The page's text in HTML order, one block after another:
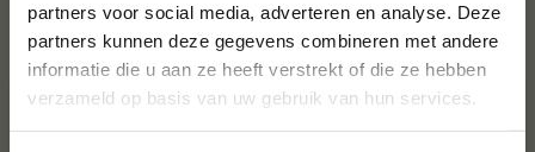
partners voor social media, adverteren en analyse. Deze
partners kunnen deze gegevens combineren met andere
informatie die u aan ze heeft verstrekt of die ze hebben
verzameld op basis van uw gebruik van hun services.
Schrijf je in voor onze nieuwsbrief en ontvang direct
10% korting op jouw eerste bestelling.